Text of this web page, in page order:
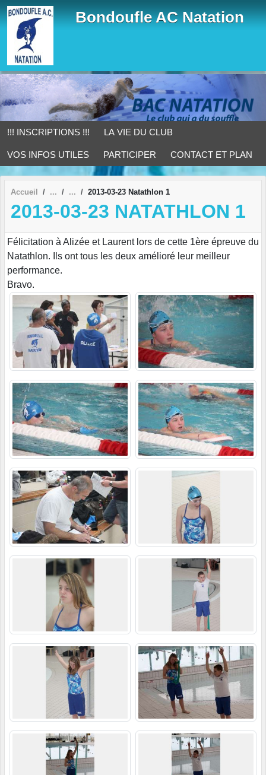
Bondoufle AC Natation
!!! INSCRIPTIONS !!! LA VIE DU CLUB
VOS INFOS UTILES PARTICIPER CONTACT ET PLAN
Accueil 2013-03-23 Natathlon 1
2013-03-23 NATATHLON 1
Félicitation à Alizée et Laurent lors de cette 1ère épreuve du
Natathlon. Ils ont tous les deux amélioré leur meilleur
performance.
Bravo.
Panneau de gestion des cookies